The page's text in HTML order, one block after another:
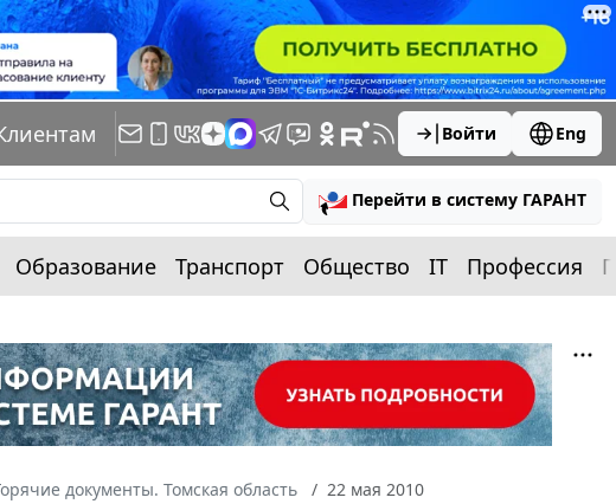
Войти Eng
Перейти в систему ГАРАНТ
Образование Транспорт Общество IT Профессия
документы. Томская область 22 мая 2010